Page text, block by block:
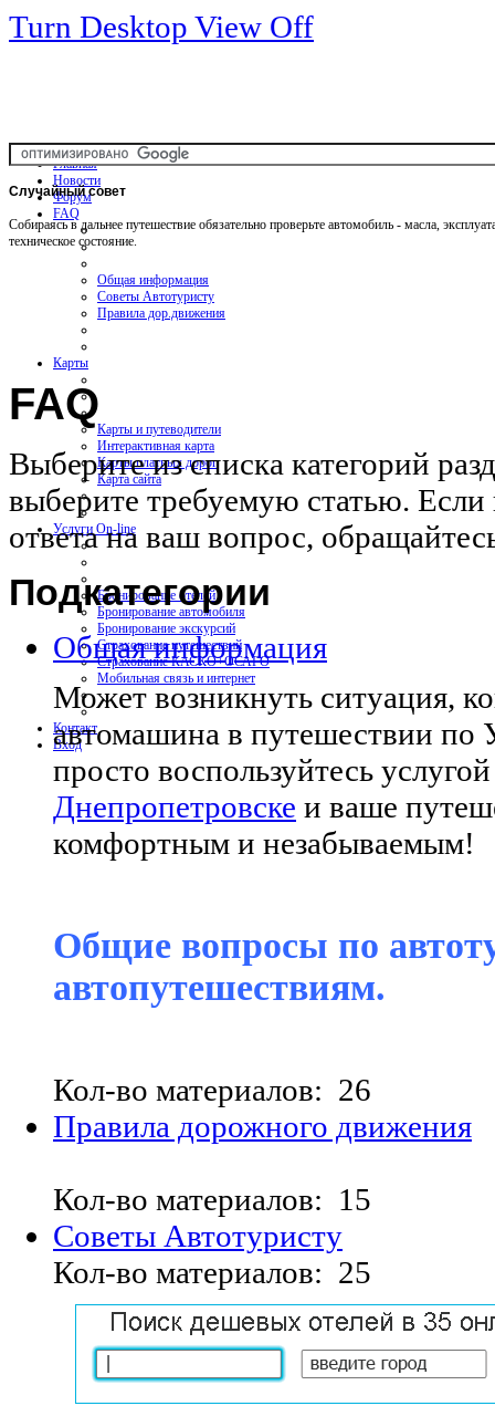
Turn Desktop View Off
Главная
Новости
Форум
FAQ
Общая информация
Советы Автотуристу
Правила дор.движения
Карты
Карты и путеводители
Интерактивная карта
Карты платных дорог
Карта сайта
Услуги On-line
Бронирование отелей
Бронирование автомобиля
Бронирование экскурсий
Страхование путешествий
Страхование КАСКО+ОСАГО
Мобильная связь и интернет
Контакт
Вход
Случайныйсовет
Собираясь в дальнее путешествие обязательно проверьте автомобиль - масла,
техническое состояние.
FAQ
Выберите из списка категорий
выберите требуемую статью. Если
ответа на ваш вопрос,
Подкатегории
Общая информация
Может возникнуть ситуация,
автомашина в путешествии по
просто воспользуйтесь
Днепропетровске и ваше
комфортным и незабываемым!
Общие вопросы по
автопутешествиям.
Кол-во материалов: 26
Правила дорожного движения
Кол-во материалов: 15
Советы Автотуристу
Кол-во материалов: 25